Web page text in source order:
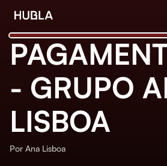
- GRUPO
LISBOA
Por Ana Lisboa